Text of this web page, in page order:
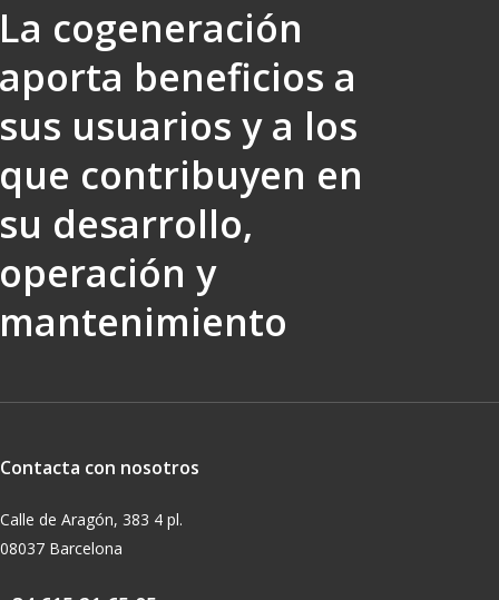
La cogeneración
aporta beneficios a
sus usuarios y a los
que contribuyen en
su desarrollo,
operación y
mantenimiento
Contacta con nosotros
Calle de Aragón, 383 4 pl.
08037 Barcelona